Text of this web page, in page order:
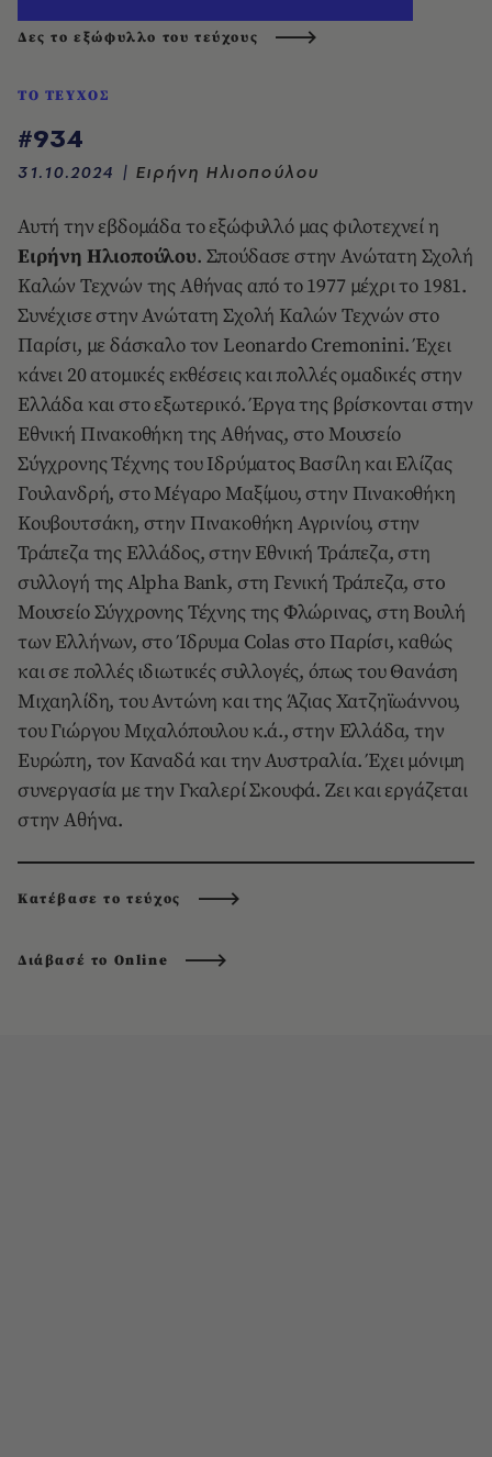
Δες το εξώφυλλο του τεύχους
ΤΟ ΤΕΥΧΟΣ
#934
31.10.2024 | Ειρήνη Ηλιοπούλου
Αυτή την εβδομάδα το εξώφυλλό μας φιλοτεχνεί η
Ειρήνη Ηλιοπούλου. Σπούδασε στην Ανώτατη Σχολή
Καλών Τεχνών της Αθήνας από το 1977 μέχρι το 1981.
Συνέχισε στην Ανώτατη Σχολή Καλών Τεχνών στο
Παρίσι, με δάσκαλο τον Leonardo Cremonini. Έχει
κάνει 20 ατομικές εκθέσεις και πολλές ομαδικές στην
Ελλάδα και στο εξωτερικό. Έργα της βρίσκονται στην
Εθνική Πινακοθήκη της Αθήνας, στο Μουσείο
Σύγχρονης Τέχνης του Ιδρύματος Βασίλη και Ελίζας
Γουλανδρή, στο Μέγαρο Μαξίμου, στην Πινακοθήκη
Κουβουτσάκη, στην Πινακοθήκη Αγρινίου, στην
Τράπεζα της Ελλάδος, στην Εθνική Τράπεζα, στη
συλλογή της Alpha Bank, στη Γενική Τράπεζα, στo
Μουσείο Σύγχρονης Τέχνης της Φλώρινας, στη Βουλή
των Ελλήνων, στο Ίδρυμα Colas στο Παρίσι, καθώς
και σε πολλές ιδιωτικές συλλογές, όπως του Θανάση
Μιχαηλίδη, του Αντώνη και της Άζιας Χατζηϊωάννου,
του Γιώργου Μιχαλόπουλου κ.ά., στην Ελλάδα, την
Ευρώπη, τον Καναδά και την Αυστραλία. Έχει μόνιμη
συνεργασία με την Γκαλερί Σκουφά. Ζει και εργάζεται
στην Αθήνα.
Κατέβασε το τεύχος
Διάβασέ το Online